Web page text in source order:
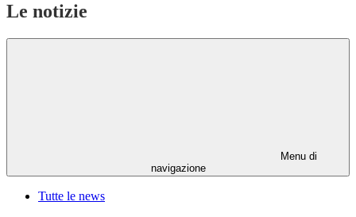
Le notizie
Menu di
navigazione
Tutte le news